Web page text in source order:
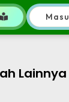
Lainnya